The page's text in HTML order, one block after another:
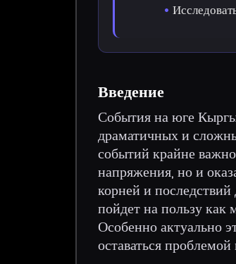
Введение
События на юге
драматичных и
событий крайне
напряжения, но и
корней и
пойдет на пользу
Особенно актуально
оставаться